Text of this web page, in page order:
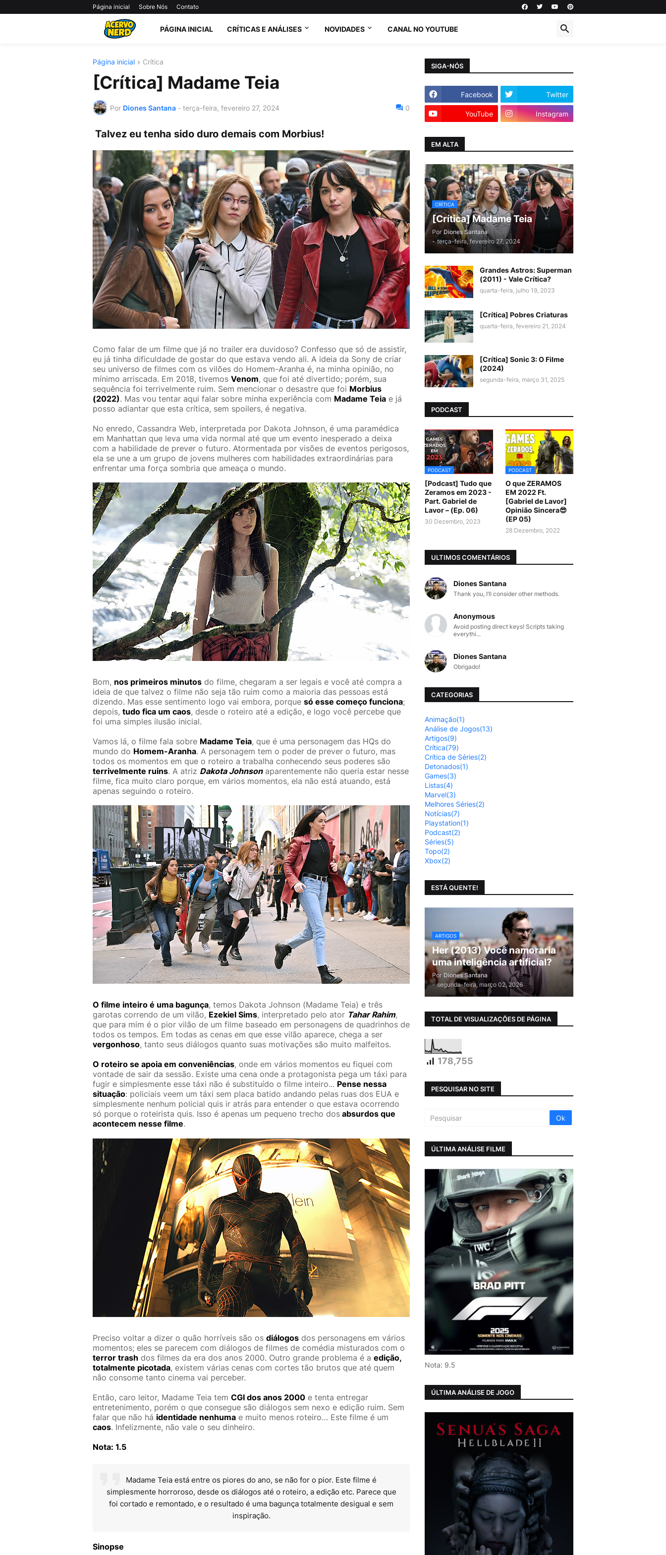
Página inicial Sobre Nós Contato
PÁGINA INICIAL CRÍTICAS E ANÁLISES NOVIDADES CANAL NO YOUTUBE
Página inicial Crítica
[Crítica] Madame Teia
Por Diones Santana - terça-feira, fevereiro 27, 2024 0
Talvez eu tenha sido duro demais com Morbius!
Como falar de um filme que já no trailer era duvidoso? Confesso que só de assistir,
eu já tinha dificuldade de gostar do que estava vendo ali. A ideia da Sony de criar
seu universo de filmes com os vilões do Homem-Aranha é, na minha opinião, no
mínimo arriscada. Em 2018, tivemos Venom, que foi até divertido; porém, sua
sequência foi terrivelmente ruim. Sem mencionar o desastre que foi Morbius
(2022). Mas vou tentar aqui falar sobre minha experiência com Madame Teia e já
posso adiantar que esta crítica, sem spoilers, é negativa.
No enredo, Cassandra Web, interpretada por Dakota Johnson, é uma paramédica
em Manhattan que leva uma vida normal até que um evento inesperado a deixa
com a habilidade de prever o futuro. Atormentada por visões de eventos perigosos,
ela se une a um grupo de jovens mulheres com habilidades extraordinárias para
enfrentar uma força sombria que ameaça o mundo.
Bom, nos primeiros minutos do filme, chegaram a ser legais e você até compra a
ideia de que talvez o filme não seja tão ruim como a maioria das pessoas está
dizendo. Mas esse sentimento logo vai embora, porque só esse começo funciona;
depois, tudo fica um caos, desde o roteiro até a edição, e logo você percebe que
foi uma simples ilusão inicial.
Vamos lá, o filme fala sobre Madame Teia, que é uma personagem das HQs do
mundo do Homem-Aranha. A personagem tem o poder de prever o futuro, mas
todos os momentos em que o roteiro a trabalha conhecendo seus poderes são
terrivelmente ruins. A atriz Dakota Johnsonaparentemente não queria estar nesse
filme, fica muito claro porque, em vários momentos, ela não está atuando, está
apenas seguindo o roteiro.
O filme inteiro é uma bagunça, temos Dakota Johnson (Madame Teia) e três
garotas correndo de um vilão, Ezekiel Sims, interpretado pelo ator Tahar Rahim,
que para mim é o pior vilão de um filme baseado em personagens de quadrinhos de
todos os tempos. Em todas as cenas em que esse vilão aparece, chega a ser
vergonhoso, tanto seus diálogos quanto suas motivações são muito malfeitos.
O roteiro se apoia em conveniências, onde em vários momentos eu fiquei com
vontade de sair da sessão. Existe uma cena onde a protagonista pega um táxi para
fugir e simplesmente esse táxi não é substituído o filme inteiro... Pense nessa
situação: policiais veem um táxi sem placa batido andando pelas ruas dos EUA e
simplesmente nenhum policial quis ir atrás para entender o que estava ocorrendo
só porque o roteirista quis. Isso é apenas um pequeno trecho dos absurdos que
acontecem nesse filme.
Preciso voltar a dizer o quão horríveis são os diálogos dos personagens em vários
momentos; eles se parecem com diálogos de filmes de comédia misturados com o
terror trash dos filmes da era dos anos 2000. Outro grande problema é a edição,
totalmente picotada, existem várias cenas com cortes tão brutos que até quem
não consome tanto cinema vai perceber.
Então, caro leitor, Madame Teia tem CGI dos anos 2000 e tenta entregar
entretenimento, porém o que consegue são diálogos sem nexo e edição ruim. Sem
falar que não há identidade nenhuma e muito menos roteiro… Este filme é um
caos. Infelizmente, não vale o seu dinheiro.
Nota: 1.5
Madame Teia está entre os piores do ano, se não for o pior. Este filme é
simplesmente horroroso, desde os diálogos até o roteiro, a edição etc. Parece que
foi cortado e remontado, e o resultado é uma bagunça totalmente desigual e sem
inspiração.
Sinopse
SIGA-NÓS
Facebook Twitter
YouTube Instagram
EM ALTA
CRÍTICA
[Crítica] Madame Teia
Por Diones Santana
- terça-feira, fevereiro 27, 2024
Grandes Astros: Superman
(2011) - Vale Crítica?
quarta-feira, julho 19, 2023
[Crítica] Pobres Criaturas
quarta-feira, fevereiro 21, 2024
[Crítica] Sonic 3: O Filme
(2024)
segunda-feira, março 31, 2025
PODCAST
PODCAST
[Podcast] Tudo que
Zeramos em 2023 -
Part. Gabriel de
Lavor – (Ep. 06)
30 Dezembro, 2023
PODCAST
O que ZERAMOS
EM 2022 Ft.
[Gabriel de Lavor]
Opinião Sincera😎
(EP 05)
28 Dezembro, 2022
ULTIMOS COMENTÁRIOS
Diones Santana
Thank you, I’ll consider other methods.
Anonymous
Avoid posting direct keys! Scripts taking
everythi...
Diones Santana
Obrigado!
CATEGORIAS
Animação(1)
Análise de Jogos(13)
Artigos(9)
Crítica(79)
Crítica de Séries(2)
Detonados(1)
Games(3)
Listas(4)
Marvel(3)
Melhores Séries(2)
Notícias(7)
Playstation(1)
Podcast(2)
Séries(5)
Topo(2)
Xbox(2)
ESTÁ QUENTE!
ARTIGOS
Her (2013) Você namoraria
uma inteligência artificial?
Por Diones Santana
- segunda-feira, março 02, 2026
TOTAL DE VISUALIZAÇÕES DE PÁGINA
178,755
PESQUISAR NO SITE
ÚLTIMA ANÁLISE FILME
Nota: 9.5
ÚLTIMA ANÁLISE DE JOGO